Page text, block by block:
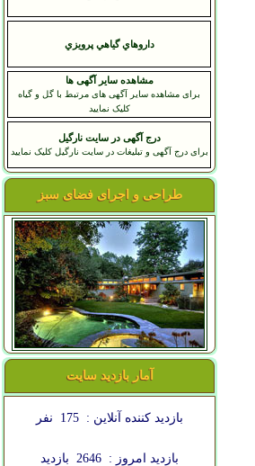
داروهاي گياهي پرويزي
مشاهده سایر آگهی ها
برای مشاهده سایر آگهی های مرتبط با گل و گیاه
کلیک نمایید
درج آگهی در سایت نارگیل
برای درج آگهی و تبلیغات در سایت نارگیل کلیک نمایید
طراحی و اجرای فضای سبز
آمار بازدید سایت
بازدید کننده آنلاین : 175 نفر
بازدید امروز : 2646 بازدید